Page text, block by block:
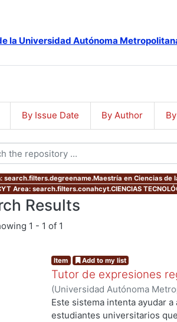
la Universidad Autónoma
By Issue Date By Author
search.filters.degreename.Maestría en Ciencias de
Area: search.filters.conahcyt.CIENCIAS
Results
1 - 1 of 1
Item Add to my list
Tutor de expresiones
(Universidad Autónoma
de Servicios de Información.,
Este sistema intenta ayudar
estudiantes universitarios